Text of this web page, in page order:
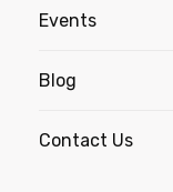
Events
Blog
Contact Us